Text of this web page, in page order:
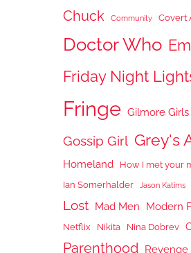
Chuck Community Covert
Doctor Who
Friday Night
Fringe Gilmore Girls
Gossip Girl Grey's
Homeland
How I met your
Ian Somerhalder
Jason Katims
Lost Mad Men Modern
Netflix
Nikita Nina Dobrev
Parenthood Revenge